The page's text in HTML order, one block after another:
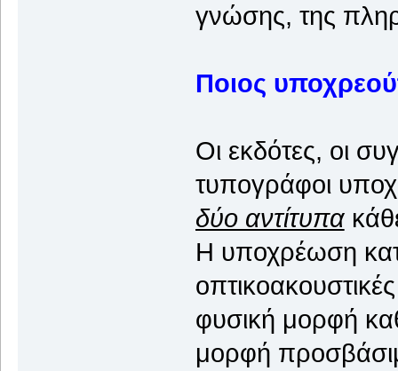
γνώσης, της
Ποιος
Οι εκδότες, οι
τυπογράφοι
δύο αντίτυπα
Η υποχρέωση
φυσική μορφή
μορφή